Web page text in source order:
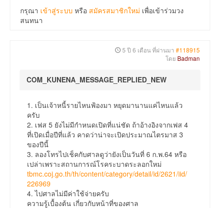
กรุณา เข้าสู่ระบบ หรือ สมัครสมาชิกใหม่ เพื่อเข้าร่วมวง
สนทนา
5 ปี 6 เดือน ที่ผ่านมา #118915
โดย Badman
COM_KUNENA_MESSAGE_REPLIED_NEW
1. เป็นเจ้าหนี้รายไหนฟ้องมา หยุดมานานแค่ไหนแล้ว
ครับ
2. เฟส 5 ยังไม่มีกำหนดเปิดที่แน่ชัด ถ้าอ้างอิงจากเฟส 4
ที่เปิดเมื่อปีที่แล้ว คาดว่าน่าจะเปิดประมาณไตรมาส 3
ของปีนี้
3. ลองโทรไปเช็คกับศาลดูว่ายังเป็นวันที่ 6 ก.พ.64 หรือ
เปล่าเพราะสถานการณ์โรคระบาดระลอกใหม่
tbmc.coj.go.th/th/content/category/detail/id/2621/iid/
226969
4. ไปศาลไม่มีค่าใช้จ่ายครับ
ความรู้เบื้องต้น เกี่ยวกับหน้าที่ของศาล